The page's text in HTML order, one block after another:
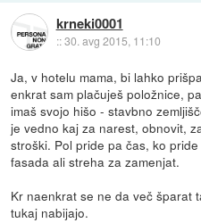
krneki0001
::30. avg 2015, 11:10
Ja, v hotelu mama, bi lahko
enkrat sam plačuješ položnice,
imaš svojo hišo - stavbno
je vedno kaj za narest, obnovit,
stroški. Pol pride pa čas, ko
fasada ali streha za zamenjat.
Kr naenkrat se ne da več šparat
tukaj nabijajo.